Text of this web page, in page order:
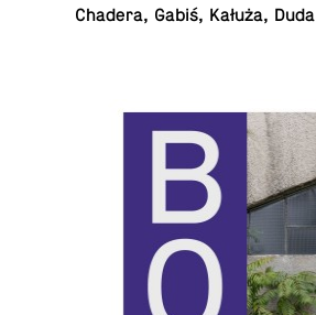
Chadera, Gabiś, Kałuża, Duda